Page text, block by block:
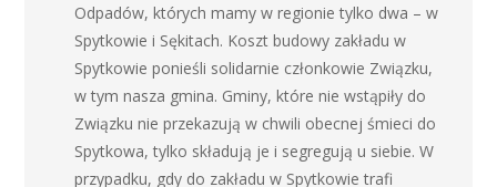
Odpadów, których mamy w regionie tylko dwa – w
Spytkowie i Sękitach. Koszt budowy zakładu w
Spytkowie ponieśli solidarnie członkowie Związku,
w tym nasza gmina. Gminy, które nie wstąpiły do
Związku nie przekazują w chwili obecnej śmieci do
Spytkowa, tylko składują je i segregują u siebie. W
przypadku, gdy do zakładu w Spytkowie trafi